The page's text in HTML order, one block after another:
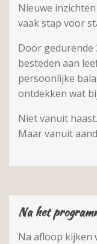
Nieuwe
vaak stap voor
Door gedurende
besteden aan
persoonlijke
ontdekken wat
Niet vanuit haast.
Maar vanuit
Na het
Na afloop kijken